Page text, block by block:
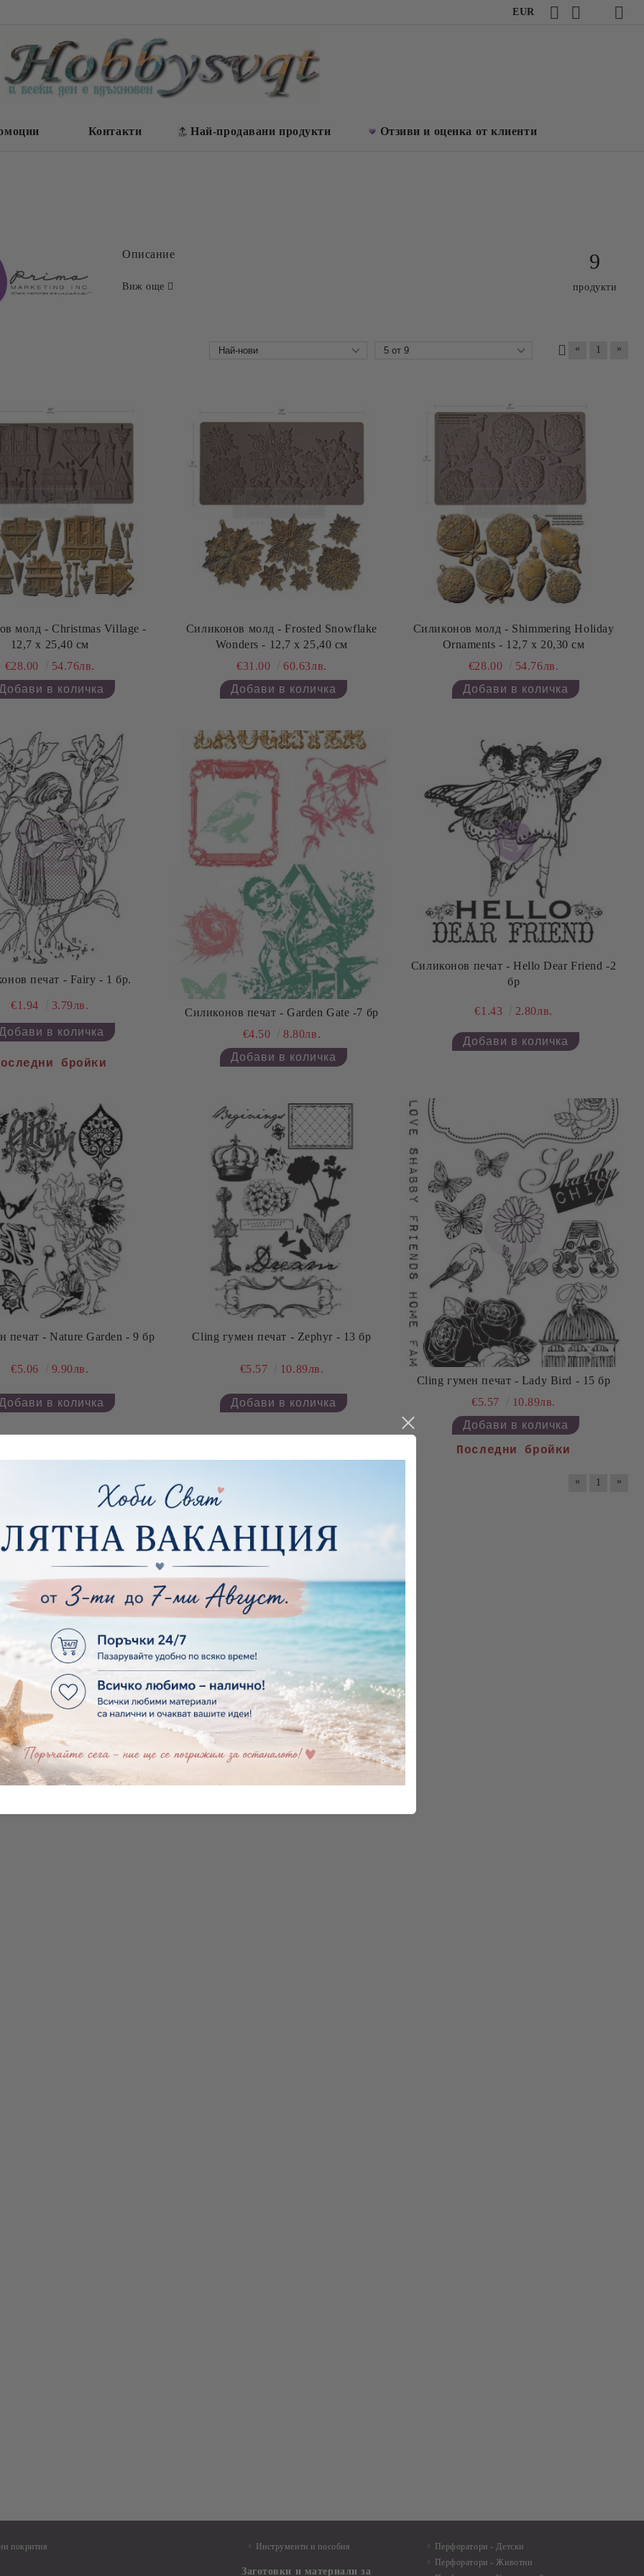
EUR
Контакти Най-продавани продукти Отзиви и оценка от клиенти
Описание
Виж още
9
продукти
« 1 »
молд - Christmas Village -
12,7 x 25,40 см
€28.00
54.76лв.
Силиконов молд - Frosted Snowflake
Wonders - 12,7 x 25,40 см
€31.00
60.63лв.
Силиконов молд - Shimmering Holiday
Ornaments - 12,7 x 20,30 см
€28.00
54.76лв.
печат - Fairy - 1 бр.
€1.94 3.79лв.
бройки
Силиконов печат - Garden Gate -7 бр
€4.50
8.80лв.
Силиконов печат - Hello Dear Friend -2
бр
€1.43 2.80лв.
печат - Nature Garden - 9 бр
€5.06 9.90лв.
Cling гумен печат - Zephyr - 13 бр
€5.57 10.89лв.
Cling гумен печат - Lady Bird - 15 бр
€5.57
10.89лв.
Последни бройки
« 1 »
покрития
Инструменти и пособия
Заготовки и материали за
Перфоратори - Детски
Перфоратори - Животни